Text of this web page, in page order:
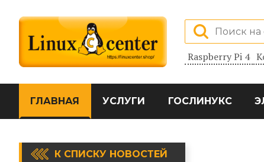
Raspberry Pi 4
ГЛАВНАЯ УСЛУГИ ГОСЛИНУКС
К СПИСКУ НОВОСТЕЙ